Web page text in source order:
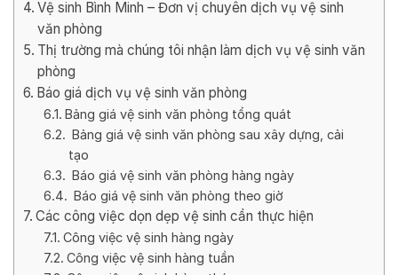
Vệ sinh Bình Minh – Đơn vị chuyên dịch vụ vệ sinh
văn phòng
Thị trường mà chúng tôi nhận làm dịch vụ vệ sinh văn
phòng
Báo giá dịch vụ vệ sinh văn phòng
Bảng giá vệ sinh văn phòng tổng quát
Bảng giá vệ sinh văn phòng sau xây dựng, cải
tạo
Báo giá vệ sinh văn phòng hàng ngày
Báo giá vệ sinh văn phòng theo giờ
Các công việc dọn dẹp vệ sinh cần thực hiện
Công việc vệ sinh hàng ngày
Công việc vệ sinh hàng tuần